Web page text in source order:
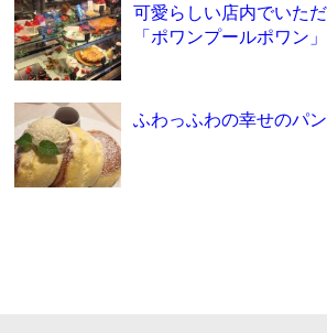
可愛らしい店内でいた
「ポワンプールポワン」
ふわっふわの幸せのパ